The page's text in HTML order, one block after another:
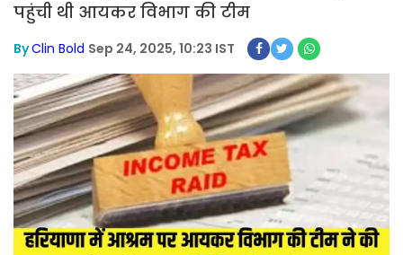
पहुंची थी आयकर विभाग की टीम
ByClin Bold Sep 24, 2025, 10:23 IST